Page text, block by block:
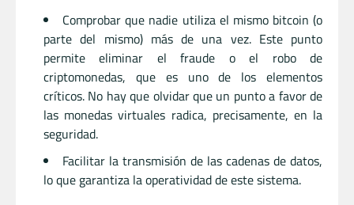
Comprobar que nadie utiliza el mismo bitcoin (o
parte del mismo) más de una vez. Este punto
permite eliminar el fraude o el robo de
criptomonedas, que es uno de los elementos
críticos. No hay que olvidar que un punto a favor de
las monedas virtuales radica, precisamente, en la
seguridad.
Facilitar la transmisión de las cadenas de datos,
lo que garantiza la operatividad de este sistema.